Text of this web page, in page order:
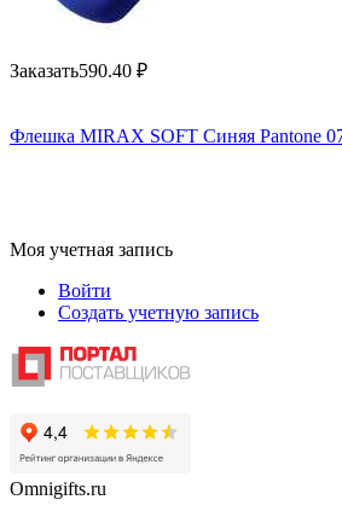
Заказать590.40 ₽
Флешка MIRAX SOFT Синяя Pantone
Моя учетная запись
Войти
Создать учетную запись
Omnigifts.ru